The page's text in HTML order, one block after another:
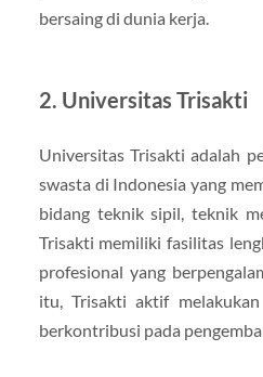
bersaing di dunia kerja.
2. Universitas Trisakti
Universitas Trisakti adalah
swasta di Indonesia yang
bidang teknik sipil, teknik
Trisakti memiliki fasilitas
profesional yang
itu, Trisakti aktif
berkontribusi pada